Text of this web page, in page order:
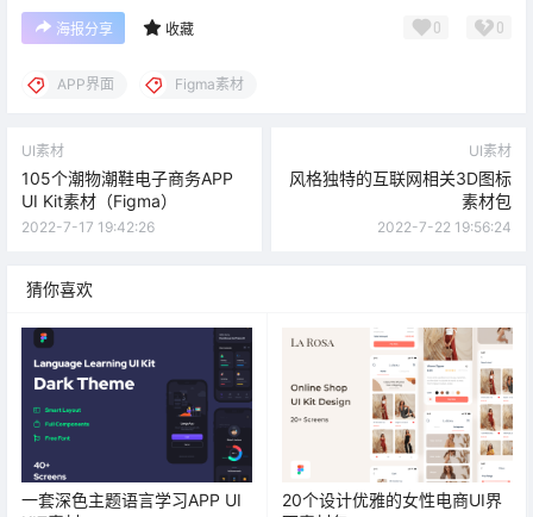
海报分享 收藏 0 0
APP界面 Figma素材
UI素材
105个潮物潮鞋电子商务APP
UI Kit素材（Figma）
2022-7-17 19:42:26
UI素材
风格独特的互联网相关3D图标
素材包
2022-7-22 19:56:24
猜你喜欢
一套深色主题语言学习APP UI
20个设计优雅的女性电商UI界